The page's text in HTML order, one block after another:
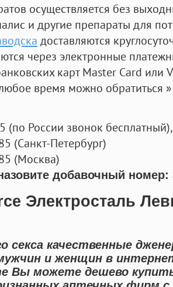
осуществляется без
и другие препараты для
доставляются
через электронные
карт Master Card или
время можно обратиться
(по России звонок бесплатный),
(Санкт-Петербург)
(Москва)
добавочный номер:
Электросталь
секса качественные
и женщин в
Вы можете дешево